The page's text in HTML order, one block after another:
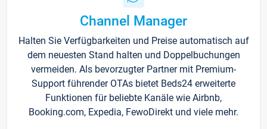
Channel Manager
Halten Sie Verfügbarkeiten und Preise automatisch auf
dem neuesten Stand halten und Doppelbuchungen
vermeiden. Als bevorzugter Partner mit Premium-
Support führender OTAs bietet Beds24 erweiterte
Funktionen für beliebte Kanäle wie Airbnb,
Booking.com, Expedia, FewoDirekt und viele mehr.